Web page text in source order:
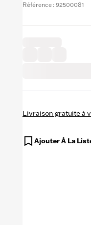
Référence : 92500081
Livraison gratuite à
Ajouter À La